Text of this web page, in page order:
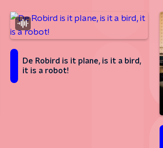
De Robird is it plane, is it a bird,
it is a robot!